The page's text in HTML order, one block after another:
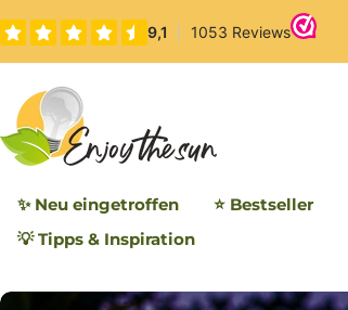
Inhalt
springen
✨ Neu eingetroffen ⭐ Bestseller
💡 Tipps & Inspiration